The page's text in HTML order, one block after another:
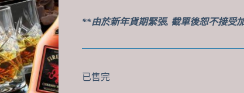
**由於新年貨期緊張, 截單後恕不接受
已售完